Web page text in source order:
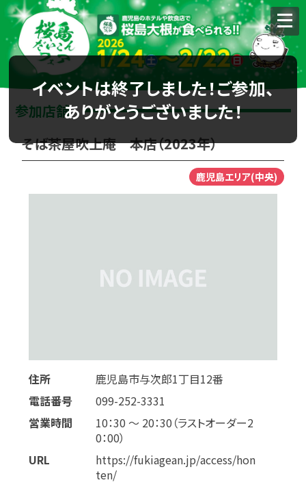
イベントは終了しました！ご参加、
ありがとうございました！
参加店舗
そば茶屋吹上庵 本店（2023年）
鹿児島エリア(中央)
住所
鹿児島市与次郎1丁目12番
電話番号
099-252-3331
営業時間
10：30 〜 20：30（ラストオーダー2
0：00）
URL
https://fukiagean.jp/access/hon
ten/